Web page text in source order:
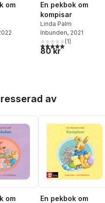
om
En pekbok om
kompisar
Linda Palm
Inbunden, 2021
5,0utav 5 stjärnor.
(1)
80 kr
av
om
En pekbok om